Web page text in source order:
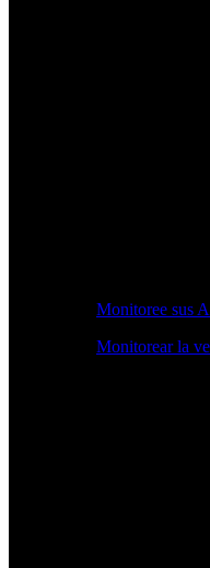
Monitoree sus
Monitorear la